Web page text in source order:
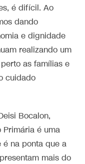
é difícil. Ao
dando
e dignidade
realizando um
as famílias e
cuidado
Bocalon,
Primária é uma
na ponta que a
mais do